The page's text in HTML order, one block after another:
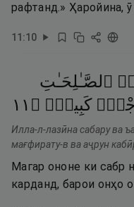
рафтанд.» Ҳаройина,
11:10
ٱلصَّـٰلِحَـٰتِ
كَبِيرٌۭ ۝ ١١
Илла-л-лазӣна сабару ва
мағфирату-в ва аҷрун
Магар ононе ки сабр
карданд, барои онҳо